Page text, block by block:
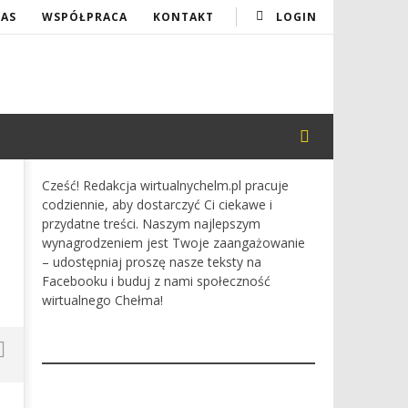
LOGIN
WSPÓŁPRACA KONTAKT
Cześć! Redakcja wirtualnychelm.pl pracuje
codziennie, aby dostarczyć Ci ciekawe i
przydatne treści. Naszym najlepszym
wynagrodzeniem jest Twoje zaangażowanie
– udostępniaj proszę nasze teksty na
Facebooku i buduj z nami społeczność
wirtualnego Chełma!